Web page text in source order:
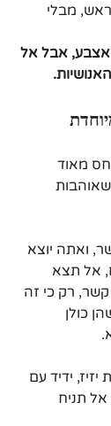
מבלי
אצבע, אבל אל
מאוד
ואתה יוצא
אל תצא
רק כי זה
כולן
ידיד עם
אל תניח